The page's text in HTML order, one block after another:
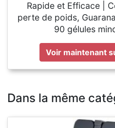
Rapide et Efficace |
perte de poids,
90 gélules
Voir maintenant
Dans la même